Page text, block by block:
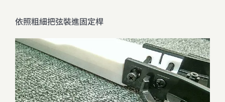
依照粗細把弦裝進固定桿